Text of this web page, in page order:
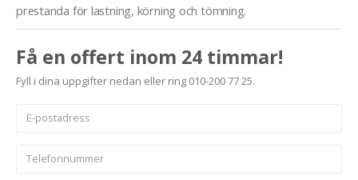
prestanda för lastning, körning och tömning.
Få en offert inom 24 timmar!
Fyll i dina uppgifter nedan eller ring 010-200 77 25.